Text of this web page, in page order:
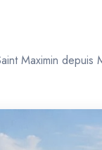
Maximin